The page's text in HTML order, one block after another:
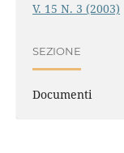
V. 15 N. 3 (2003)
SEZIONE
Documenti